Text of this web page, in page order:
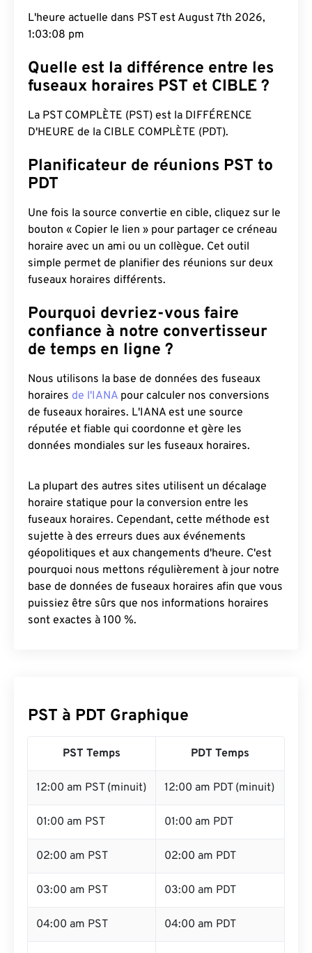
L'heure actuelle dans PST est August 7th 2026,
1:03:09 pm
Quelle est la différence entre les
fuseaux horaires PST et CIBLE ?
La PST COMPLÈTE (PST) est la DIFFÉRENCE
D'HEURE de la CIBLE COMPLÈTE (PDT).
Planificateur de réunions PST to
PDT
Une fois la source convertie en cible, cliquez sur le
bouton « Copier le lien » pour partager ce créneau
horaire avec un ami ou un collègue. Cet outil
simple permet de planifier des réunions sur deux
fuseaux horaires différents.
Pourquoi devriez-vous faire
confiance à notre convertisseur
de temps en ligne ?
Nous utilisons la base de données des fuseaux
horaires de l'IANA pour calculer nos conversions
de fuseaux horaires. L'IANA est une source
réputée et fiable qui coordonne et gère les
données mondiales sur les fuseaux horaires.
La plupart des autres sites utilisent un décalage
horaire statique pour la conversion entre les
fuseaux horaires. Cependant, cette méthode est
sujette à des erreurs dues aux événements
géopolitiques et aux changements d'heure. C'est
pourquoi nous mettons régulièrement à jour notre
base de données de fuseaux horaires afin que vous
puissiez être sûrs que nos informations horaires
sont exactes à 100 %.
PST à PDT Graphique
PST Temps PDT Temps
12:00 am PST (minuit) 12:00 am PDT (minuit)
01:00 am PST 01:00 am PDT
02:00 am PST 02:00 am PDT
03:00 am PST 03:00 am PDT
04:00 am PST 04:00 am PDT